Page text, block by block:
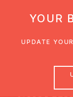
YOUR
UPDATE